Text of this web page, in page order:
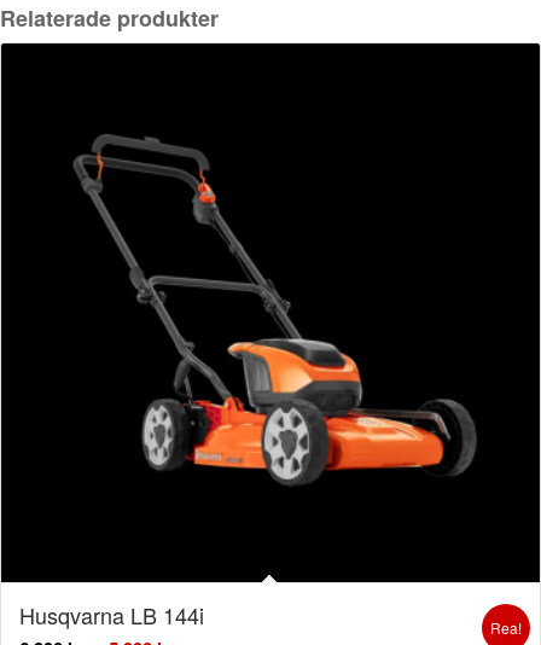
Relaterade produkter
Husqvarna LB 144i Rea!